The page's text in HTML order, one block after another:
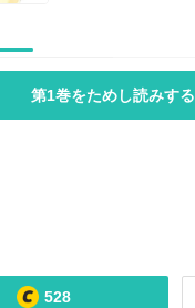
第1巻をためし読みする
528